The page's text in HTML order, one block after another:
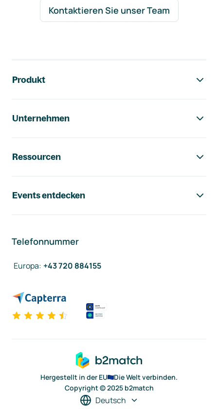
Kontaktieren Sie unser Team
Produkt
Unternehmen
Ressourcen
Events entdecken
Telefonnummer
Europa: +43 720 884155
Hergestellt in der EU
Die Welt verbinden.
Copyright © 2025 b2match
Deutsch